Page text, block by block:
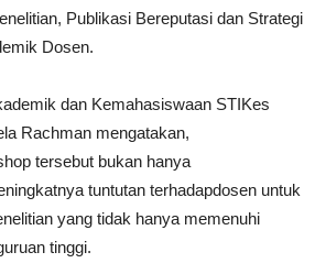
Publikasi Bereputasi dan Strategi
Dosen.
dan Kemahasiswaan STIKes
Rachman mengatakan,
tersebut bukan hanya
tuntutan terhadapdosen untuk
yang tidak hanya memenuhi
tinggi.